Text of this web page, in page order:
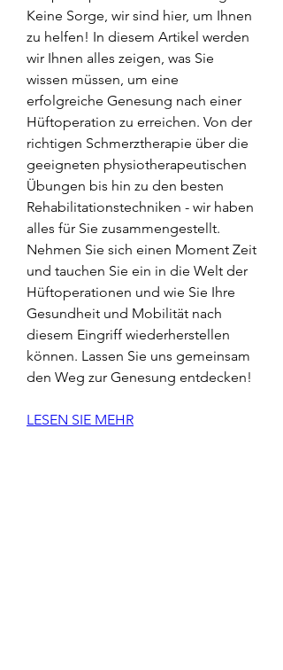
Keine Sorge, wir sind hier, um Ihnen
zu helfen! In diesem Artikel werden
wir Ihnen alles zeigen, was Sie
wissen müssen, um eine
erfolgreiche Genesung nach einer
Hüftoperation zu erreichen. Von der
richtigen Schmerztherapie über die
geeigneten physiotherapeutischen
Übungen bis hin zu den besten
Rehabilitationstechniken - wir haben
alles für Sie zusammengestellt.
Nehmen Sie sich einen Moment Zeit
und tauchen Sie ein in die Welt der
Hüftoperationen und wie Sie Ihre
Gesundheit und Mobilität nach
diesem Eingriff wiederherstellen
können. Lassen Sie uns gemeinsam
den Weg zur Genesung entdecken!
LESEN SIE MEHR